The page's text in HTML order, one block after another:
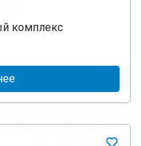
комплекс